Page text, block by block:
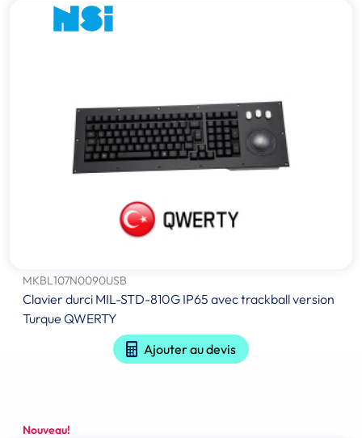
MKBL107N0090USB
Clavier durci MIL-STD-810G IP65 avec trackball version
Turque QWERTY
Ajouter au devis
Nouveau!